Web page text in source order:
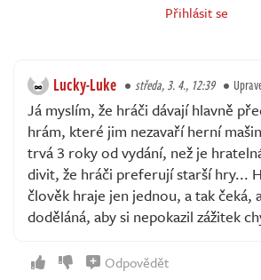
Přihlásit se
Lucky-Luke středa, 3. 4., 12:39
Já myslím, že hráči dávají hlavně
hrám, které jim nezavaří herní
trvá 3 roky od vydání, než je
divit, že hráči preferují starší hry...
člověk hraje jen jednou, a tak čeká,
doděláná, aby si nepokazil zážitek
Odpovědět